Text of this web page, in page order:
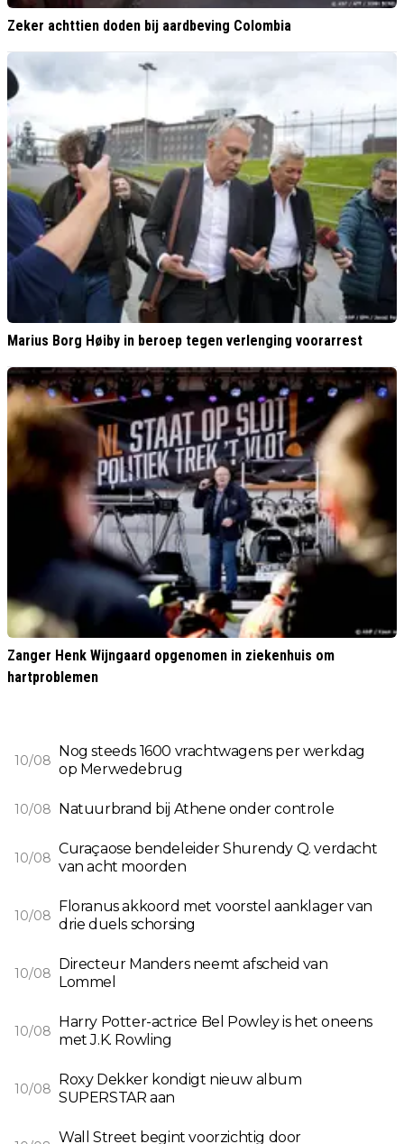
Zeker achttien doden bij aardbeving Colombia
Marius Borg Høiby in beroep tegen verlenging voorarrest
Zanger Henk Wijngaard opgenomen in ziekenhuis om
hartproblemen
10/08
Nog steeds 1600 vrachtwagens per werkdag
op Merwedebrug
10/08 Natuurbrand bij Athene onder controle
10/08
Curaçaose bendeleider Shurendy Q. verdacht
van acht moorden
10/08
Floranus akkoord met voorstel aanklager van
drie duels schorsing
10/08
Directeur Manders neemt afscheid van
Lommel
10/08
Harry Potter-actrice Bel Powley is het oneens
met J.K. Rowling
10/08
Roxy Dekker kondigt nieuw album
SUPERSTAR aan
Wall Street begint voorzichtig door